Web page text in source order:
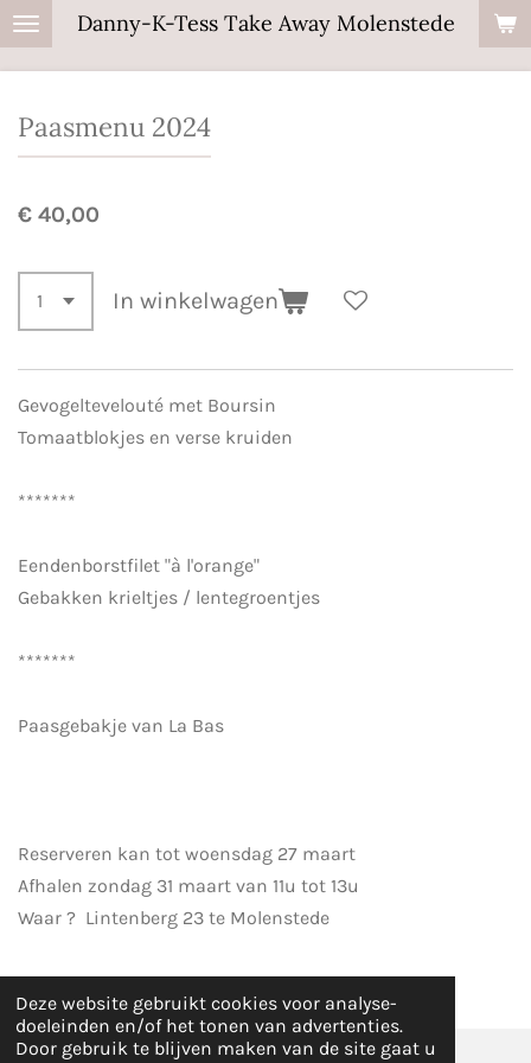
Deze website gebruikt cookies voor analyse-
doeleinden en/of het tonen van advertenties.
Door gebruik te blijven maken van de site gaat u
Ga
de
hoofdinhoud
Danny-K-Tess Take Away Molenstede
Paasmenu 2024
€ 40,00
In winkelwagen
Gevogeltevelouté met Boursin
Tomaatblokjes en verse kruiden
*******
Eendenborstfilet "à l'orange"
Gebakken krieltjes / lentegroentjes
*******
Paasgebakje van La Bas
Reserveren kan tot woensdag 27 maart
Afhalen zondag 31 maart van 11u tot 13u
Waar ? Lintenberg 23 te Molenstede